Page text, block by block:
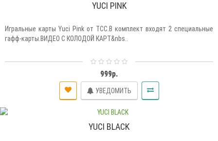
YUCI PINK
Игральные карты Yuci Pink от TCC.В комплект входят 2 специальные
гафф-карты.ВИДЕО С КОЛОДОЙ КАРТ&nbs..
999р.
УВЕДОМИТЬ
YUCI BLACK